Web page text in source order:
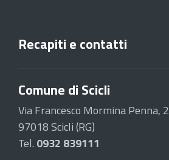
Recapiti e contatti
Comune di Scicli
Via Francesco Mormina Penna, 2
97018 Scicli (RG)
Tel. 0932 839111